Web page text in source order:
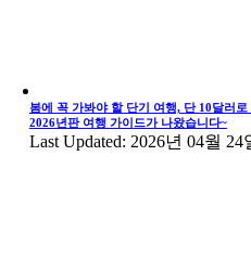
봄에 꼭 가봐야 할 단기 여행, 단 10달러
2026년판 여행 가이드가 나왔습니다~
Last Updated: 2026년 04월 24